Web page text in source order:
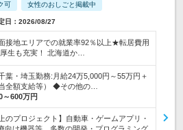
可 女性のおしごと掲載中
日：2026/08/27
接地エリアでの就業率92％以上★転居費用
生も充実！ 北海道か…
・埼玉勤務:月給24万5,000円～55万円＋
全額支給等） ◆その他の…
～600万円
のプロジェクト】自動車・ゲームアプリ・